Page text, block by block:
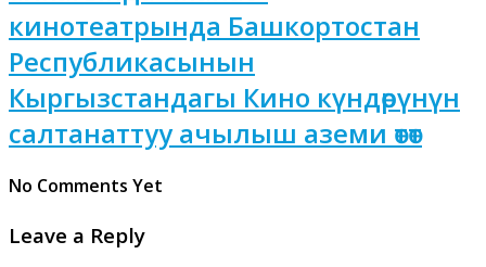
кинотеатрында Башкортостан
Республикасынын
Кыргызстандагы Кино күндөрүнүн
салтанаттуу ачылыш аземи өтөт
No Comments Yet
Leave a Reply